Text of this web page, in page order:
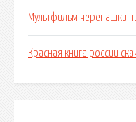
Мультфильм черепашки
Красная книга россии